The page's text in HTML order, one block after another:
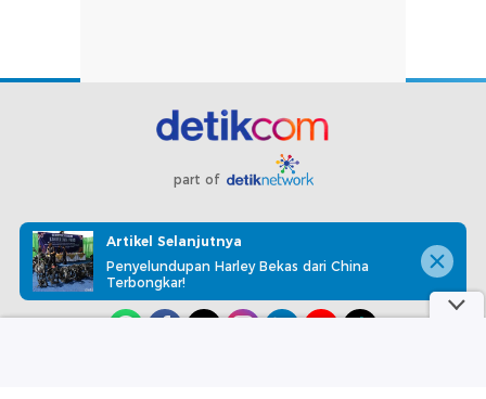
part of
Redaksi Pedoman Media Siber Karir
Kotak Pos
Info Iklan
Privacy Policy Disclaimer
Artikel Selanjutnya
Penyelundupan Harley Bekas dari China
Terbongkar!